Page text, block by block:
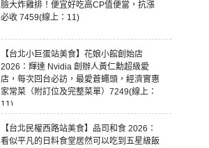
臉大炸雞排！便宜好吃高CP值便當，抗漲
必收 7459(線上：11)
【台北小巨蛋站美食】花娘小館創始店
2026：輝達 Nvidia 創辦人黃仁勳超級愛
店，每次回台必訪，最愛蒼蠅頭，經濟實惠
家常菜（附訂位及完整菜單）7249(線上：
11)
【台北民權西路站美食】品司和食 2026：
看似平凡的日料食堂居然可以吃到五星級飯